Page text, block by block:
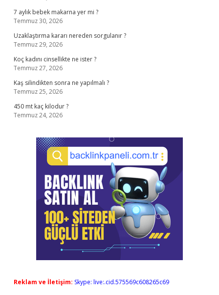
7 aylık bebek makarna yer mi ?
Temmuz 30, 2026
Uzaklaştırma kararı nereden sorgulanır ?
Temmuz 29, 2026
Koç kadını cinsellikte ne ister ?
Temmuz 27, 2026
Kaş silindikten sonra ne yapılmalı ?
Temmuz 25, 2026
450 mt kaç kilodur ?
Temmuz 24, 2026
Reklam ve İletişim: Skype: live:.cid.575569c608265c69